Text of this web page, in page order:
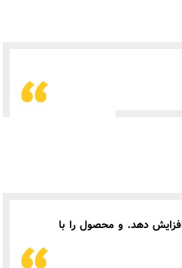
افزایش دهد. و محصول را با